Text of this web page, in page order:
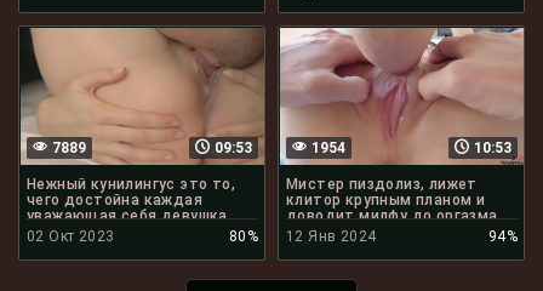
09:53
7889
Нежный кунилингус это то,
чего достойна каждая
уважающая себя девушка
02 Окт 2023
80%
10:53
1954
Мистер пиздолиз, лижет
клитор крупным планом и
доводит милфу до оргазма
12 Янв 2024
94%